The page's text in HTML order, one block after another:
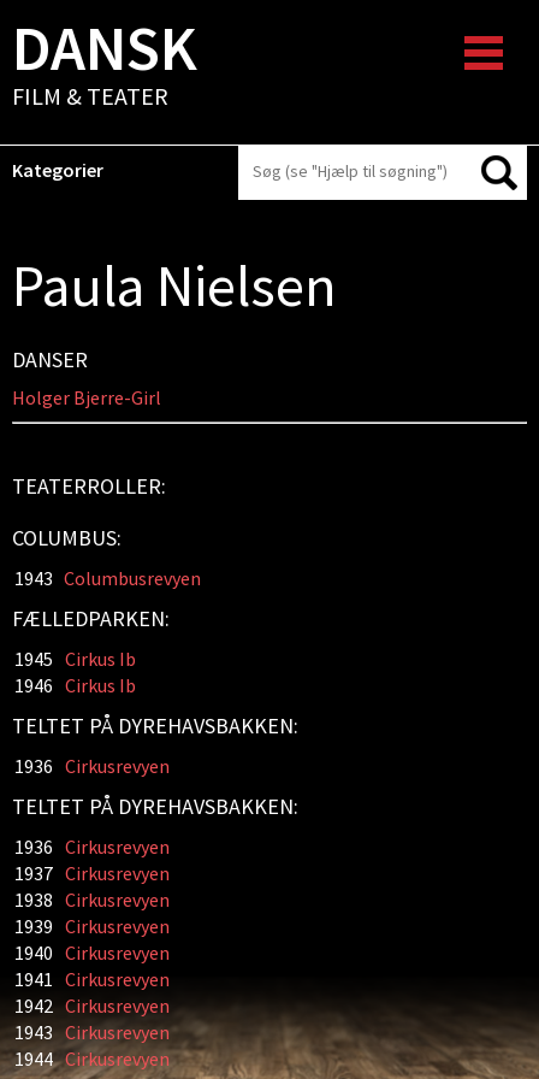
DANSK
FILM & TEATER
Kategorier
Paula Nielsen
DANSER
Holger Bjerre-Girl
TEATERROLLER:
COLUMBUS:
1943 Columbusrevyen
FÆLLEDPARKEN:
1945 Cirkus Ib
1946 Cirkus Ib
TELTET PÅ DYREHAVSBAKKEN:
1936 Cirkusrevyen
TELTET PÅ DYREHAVSBAKKEN:
1936 Cirkusrevyen
1937 Cirkusrevyen
1938 Cirkusrevyen
1939 Cirkusrevyen
1940 Cirkusrevyen
1941 Cirkusrevyen
1942 Cirkusrevyen
1943 Cirkusrevyen
1944 Cirkusrevyen